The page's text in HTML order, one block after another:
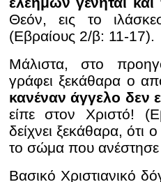
Θεόν, εις το
(Εβραίους 2/β: 11-17).
Μάλιστα, στο
γράφει ξεκάθαρα ο
κανέναν άγγελο δεν
είπε στον Χριστό!
δείχνει ξεκάθαρα, ότι
το σώμα που ανέστησε
Βασικό Χριστιανικό